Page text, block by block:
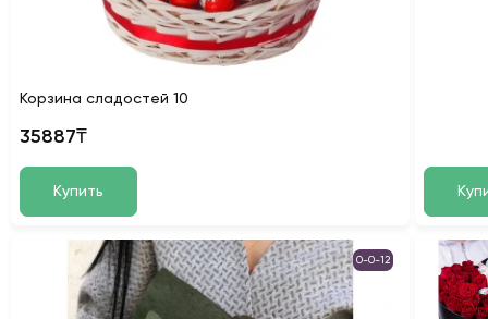
Корзина сладостей 10
35887₸
Купить
0-0-12